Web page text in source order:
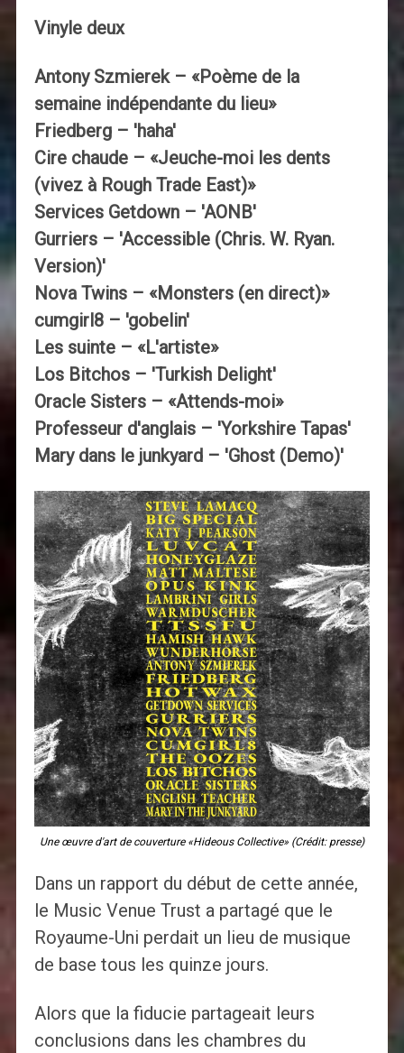
Vinyle deux
Antony Szmierek – «Poème de la
semaine indépendante du lieu»
Friedberg – 'haha'
Cire chaude – «Jeuche-moi les dents
(vivez à Rough Trade East)»
Services Getdown – 'AONB'
Gurriers – 'Accessible (Chris. W. Ryan.
Version)'
Nova Twins – «Monsters (en direct)»
cumgirl8 – 'gobelin'
Les suinte – «L'artiste»
Los Bitchos – 'Turkish Delight'
Oracle Sisters – «Attends-moi»
Professeur d'anglais – 'Yorkshire Tapas'
Mary dans le junkyard – 'Ghost (Demo)'
Une œuvre d'art de couverture «Hideous Collective» (Crédit: presse)
Dans un rapport du début de cette année,
le Music Venue Trust a partagé que le
Royaume-Uni perdait un lieu de musique
de base tous les quinze jours.
Alors que la fiducie partageait leurs
conclusions dans les chambres du